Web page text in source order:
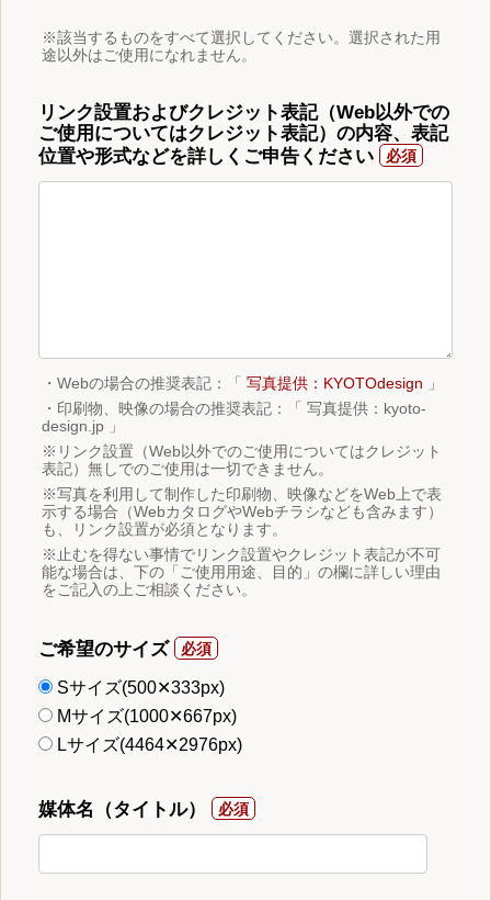
※該当するものをすべて選択してください。選択された用
途以外はご使用になれません。
リンク設置およびクレジット表記（Web以外での
ご使用についてはクレジット表記）の内容、表記
位置や形式などを詳しくご申告ください
・Webの場合の推奨表記：「 写真提供：KYOTOdesign 」
・印刷物、映像の場合の推奨表記：「 写真提供：kyoto-
design.jp 」
※リンク設置（Web以外でのご使用についてはクレジット
表記）無しでのご使用は一切できません。
※写真を利用して制作した印刷物、映像などをWeb上で表
示する場合（WebカタログやWebチラシなども含みます）
も、リンク設置が必須となります。
※止むを得ない事情でリンク設置やクレジット表記が不可
能な場合は、下の「ご使用用途、目的」の欄に詳しい理由
をご記入の上ご相談ください。
ご希望のサイズ
Sサイズ(500✕333px)
Mサイズ(1000✕667px)
Lサイズ(4464✕2976px)
媒体名（タイトル）